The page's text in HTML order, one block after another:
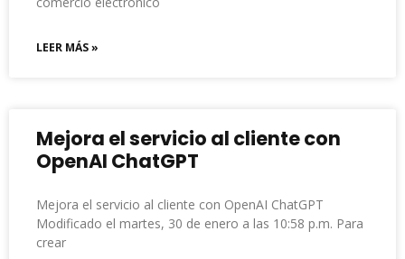
LEER MÁS »
Mejora el servicio al cliente con
OpenAI ChatGPT
Mejora el servicio al cliente con OpenAI ChatGPT
Modificado el martes, 30 de enero a las 10:58 p.m. Para
crear